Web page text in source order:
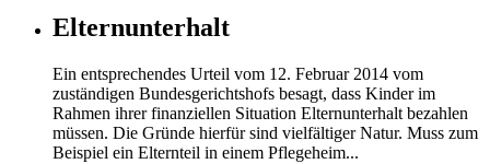
Elternunterhalt
Ein entsprechendes Urteil vom 12. Februar 2014 vom
zuständigen Bundesgerichtshofs besagt, dass Kinder im
Rahmen ihrer finanziellen Situation Elternunterhalt bezahlen
müssen. Die Gründe hierfür sind vielfältiger Natur. Muss zum
Beispiel ein Elternteil in einem Pflegeheim...